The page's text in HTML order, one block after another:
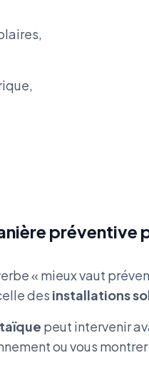
préventive
« mieux vaut
des installations
peut intervenir
ou vous